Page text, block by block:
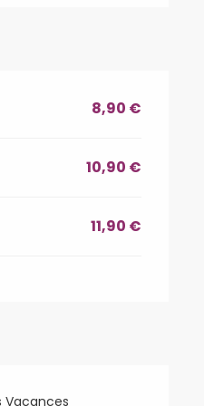
8,90 €
10,90 €
11,90 €
Vacances